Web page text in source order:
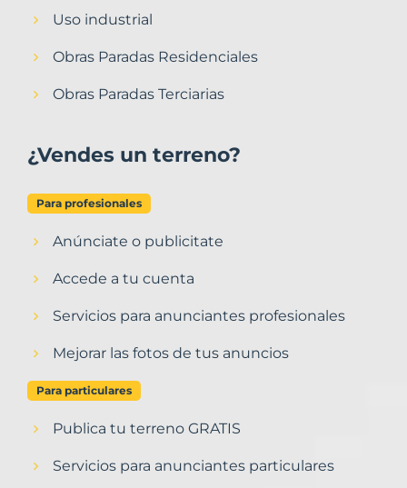
Uso industrial
Obras Paradas Residenciales
Obras Paradas Terciarias
¿Vendes un terreno?
Para profesionales
Anúnciate o publicitate
Accede a tu cuenta
Servicios para anunciantes profesionales
Mejorar las fotos de tus anuncios
Para particulares
Publica tu terreno GRATIS
Servicios para anunciantes particulares